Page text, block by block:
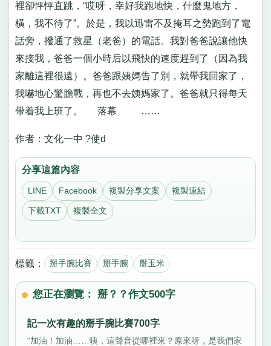
裡卻怦怦直跳，“哎呀，幸好我跑地快，什麼鬼地方，
橫，我不待了”。於是，我以迅雷不及掩耳之勢跑到了電
話旁，撥通了救星（老爸）的電話。我對爸爸說讓他快
來接我，爸爸一個小時后以飛快的速度趕到了（因為我
家離這裡很遠）。爸爸跟姨媽告了別，就帶我回家了，
我嚇地心驚膽戰，再也不去姨媽家了。爸爸就只得每天
帶着我上班了。 落幕 ……
作者：文化一中 ?使d
分享這篇內容
LINE Facebook 複製分享文案 複製連結
下載TXT 複製全文
標籤： 掰手腕比賽 掰手腕 掰玉米
您正在瀏覽： 掰？？作文500字
記一次有趣的掰手腕比賽700字
“加油！加油……咦，這聲音從哪裡來？原來呀，是我們家